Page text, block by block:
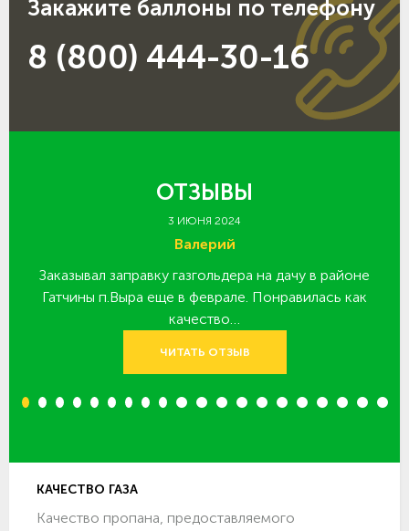
Закажите баллоны по телефону
8 (800) 444-30-16
ОТЗЫВЫ
3 ИЮНЯ 2024
Валерий
Заказывал заправку газгольдера на дачу в районе
Гатчины п.Выра еще в феврале. Понравилась как
качество…
ЧИТАТЬ ОТЗЫВ
1 2 3 4 5 6 7 8 9 10 11 12 13 14 15 16 17 18 19 20
КАЧЕСТВО ГАЗА
Качество пропана, предоставляемого